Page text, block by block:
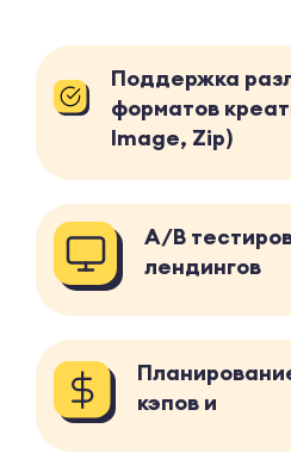
Поддержка
форматов
Image, Zip)
A/B
лендингов
кэпов и